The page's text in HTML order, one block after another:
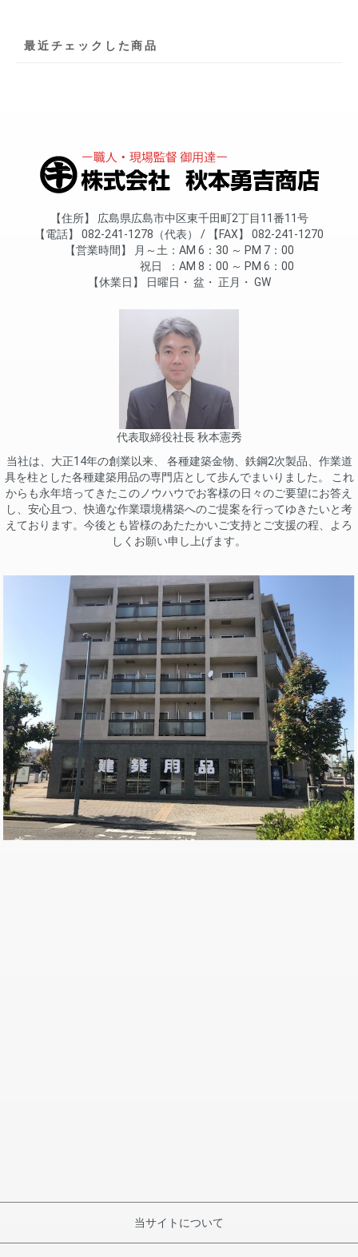
最近チェックした商品
住所
広島県広島市中区東千田町2丁目11番11号
電話
082-241-1278（代表） FAX
082-241-1270
営業時間
月～土
AM 6：30 ～ PM 7：00
祝日
AM 8：00 ～ PM 6：00
休業日
日曜日 盆 正月 GW
代表取締役社長 秋本憲秀
当社は、大正14年の創業以来、 各種建築金物、鉄鋼2次製品、作業道
具を柱とした各種建築用品の専門店として歩んでまいりました。 これ
からも永年培ってきたこのノウハウでお客様の日々のご要望にお答え
し、安心且つ、快適な作業環境構築へのご提案を行ってゆきたいと考
えております。今後とも皆様のあたたかいご支持とご支援の程、よろ
しくお願い申し上げます。
当サイトについて